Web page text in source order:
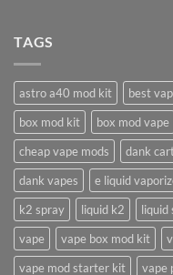
Dokumente
hochzuladen
bezahlt
machen
zu
handen
Bestandskunden
regelma?
ige
Boni,
Cashback-
Aktionen
ferner
Beruhmtheit-
Positive
aspekte
TAGS
astro a40 mod kit best
box mod kit
box mod vape
cheap vape mods
dank
dank vapes
e liquid
k2 spray
liquid k2 liquid
vape
vape box mod kit
vape mod starter kit
vape